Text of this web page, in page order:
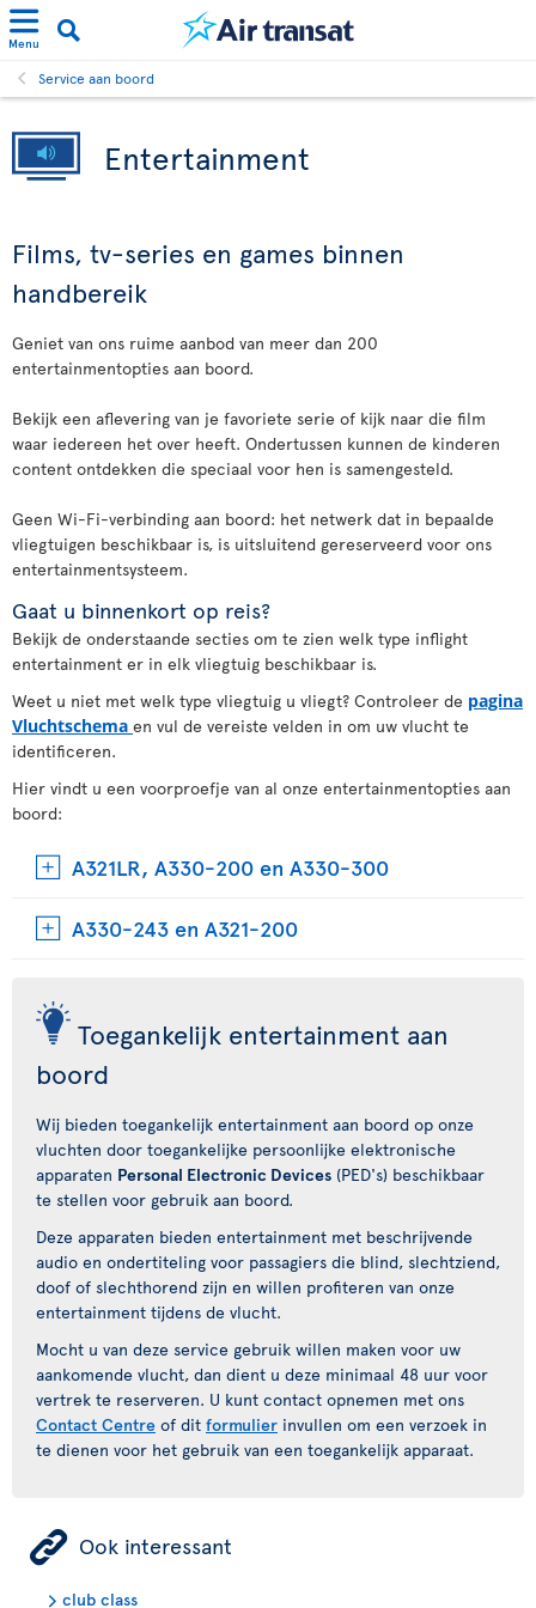
Menu
Service aan boord
Entertainment
Films, tv-series en games binnen
handbereik
Geniet van ons ruime aanbod van meer dan 200
entertainmentopties aan boord.
Bekijk een aflevering van je favoriete serie of kijk naar die film
waar iedereen het over heeft. Ondertussen kunnen de kinderen
content ontdekken die speciaal voor hen is samengesteld.
Geen Wi-Fi-verbinding aan boord: het netwerk dat in bepaalde
vliegtuigen beschikbaar is, is uitsluitend gereserveerd voor ons
entertainmentsysteem.
Gaat u binnenkort op reis?
Bekijk de onderstaande secties om te zien welk type inflight
entertainment er in elk vliegtuig beschikbaar is.
Weet u niet met welk type vliegtuig u vliegt? Controleer de pagina
Vluchtschema en vul de vereiste velden in om uw vlucht te
identificeren.
Hier vindt u een voorproefje van al onze entertainmentopties aan
boord:
A321LR, A330-200 en A330-300
A330-243 en A321-200
Toegankelijk entertainment aan
boord
Wij bieden toegankelijk entertainment aan boord op onze
vluchten door toegankelijke persoonlijke elektronische
apparaten Personal Electronic Devices (PED's) beschikbaar
te stellen voor gebruik aan boord.
Deze apparaten bieden entertainment met beschrijvende
audio en ondertiteling voor passagiers die blind, slechtziend,
doof of slechthorend zijn en willen profiteren van onze
entertainment tijdens de vlucht.
Mocht u van deze service gebruik willen maken voor uw
aankomende vlucht, dan dient u deze minimaal 48 uur voor
vertrek te reserveren. U kunt contact opnemen met ons
Contact Centre of dit formulier invullen om een verzoek in
te dienen voor het gebruik van een toegankelijk apparaat.
ÿ Ook interessant
club class